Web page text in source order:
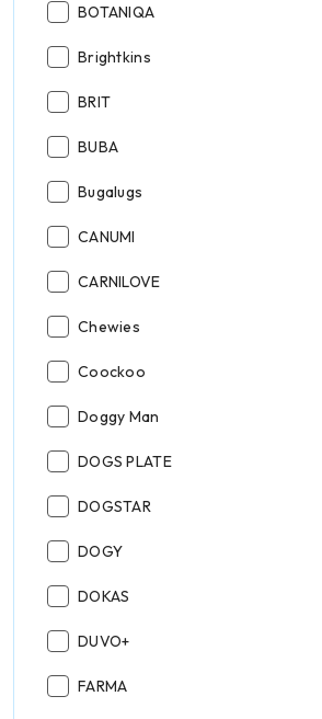
Producent:
BOTANIQA
Producent:
Brightkins
Producent:
BRIT
Producent:
BUBA
Producent:
Bugalugs
Producent:
CANUMI
Producent:
CARNILOVE
Producent:
Chewies
Producent:
Coockoo
Producent:
Doggy Man
Producent:
DOGS PLATE
Producent:
DOGSTAR
Producent:
DOGY
Producent:
DOKAS
Producent:
DUVO+
Producent:
FARMA